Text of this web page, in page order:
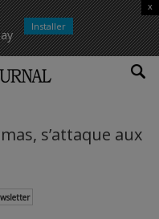
x
Installer
s’attaque aux